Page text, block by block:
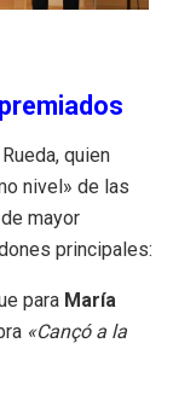
quien
nivel» de las
mayor
principales:
para María
«Cançó a la